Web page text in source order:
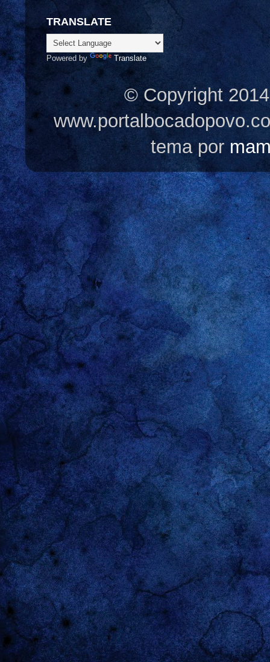
TRANSLATE
Powered by Translate
© Copyright
tema por